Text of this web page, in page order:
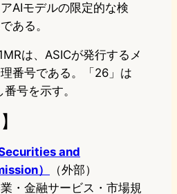
AIモデルの限定的な検
ある。
は、ASICが発行するメ
番号である。「26」は
号を示す。
and
）
（外部）
・金融サービス・市場規